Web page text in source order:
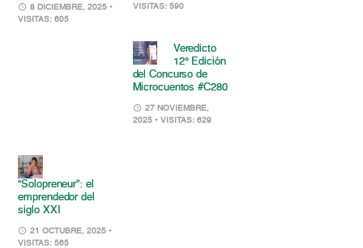
8 DICIEMBRE, 2025 •
VISITAS: 605
VISITAS: 590
Veredicto
12° Edición
del Concurso de
Microcuentos #C280
27 NOVIEMBRE,
2025 • VISITAS: 629
“Solopreneur”: el
emprendedor del
siglo XXI
21 OCTUBRE, 2025 •
VISITAS: 565